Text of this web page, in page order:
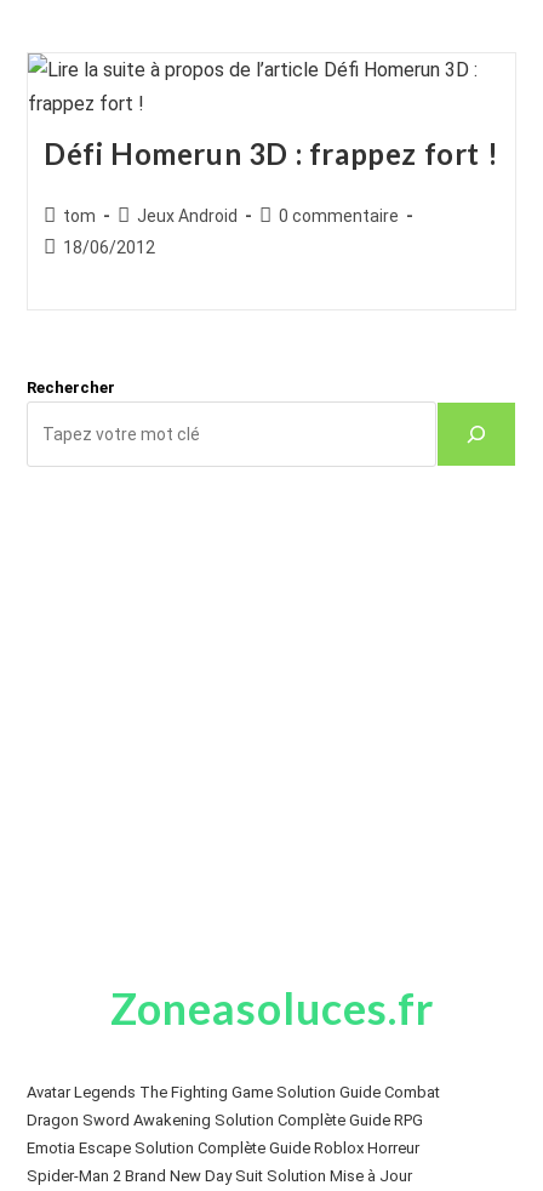
Défi Homerun 3D : frappez fort !
Auteur/autrice
de
tom
Post
category:
Jeux Android
Commentaires
0 commentaire
Publication
18/06/2012
Rechercher
Zoneasoluces.fr
Avatar Legends The Fighting Game Solution Guide Combat
Dragon Sword Awakening Solution Complète Guide RPG
Emotia Escape Solution Complète Guide Roblox Horreur
Spider-Man 2 Brand New Day Suit Solution Mise à Jour